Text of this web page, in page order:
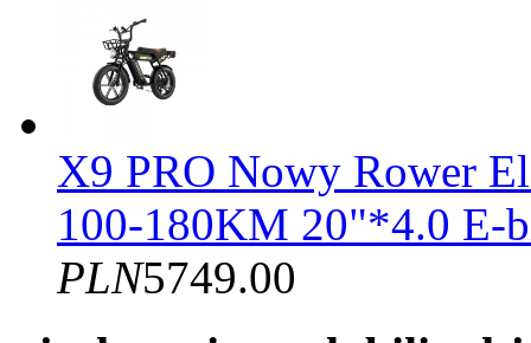
X9 PRO Nowy Rower
100-180KM 20"*4.0 E-
PLN5749.00